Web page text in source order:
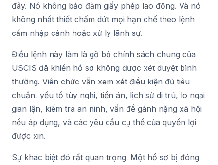
đây. Nó không bảo đảm giấy phép lao động. Và nó
không nhất thiết chấm dứt mọi hạn chế theo lệnh
cấm nhập cảnh hoặc xử lý lãnh sự.
Điều lệnh này làm là gỡ bỏ chính sách chung của
USCIS đã khiến hồ sơ không được xét duyệt bình
thường. Viên chức vẫn xem xét điều kiện đủ tiêu
chuẩn, yếu tố tùy nghi, tiền án, lịch sử di trú, lo ngại
gian lận, kiểm tra an ninh, vấn đề gánh nặng xã hội
nếu áp dụng, và các yêu cầu cụ thể của quyền lợi
được xin.
Sự khác biệt đó rất quan trọng. Một hồ sơ bị đóng